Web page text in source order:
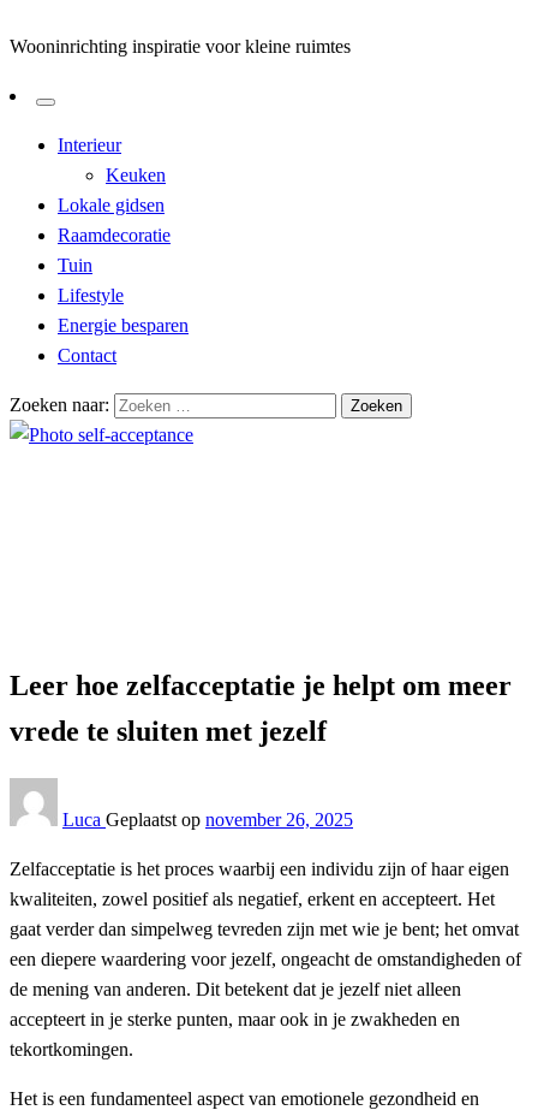
Wooninrichting inspiratie voor kleine ruimtes
Interieur
Keuken
Lokale gidsen
Raamdecoratie
Tuin
Lifestyle
Energie besparen
Contact
Zoeken naar:
Leer hoe zelfacceptatie je helpt om meer
vrede te sluiten met jezelf
Luca Geplaatst op november 26, 2025
Zelfacceptatie is het proces waarbij een individu zijn of haar eigen
kwaliteiten, zowel positief als negatief, erkent en accepteert. Het
gaat verder dan simpelweg tevreden zijn met wie je bent; het omvat
een diepere waardering voor jezelf, ongeacht de omstandigheden of
de mening van anderen. Dit betekent dat je jezelf niet alleen
accepteert in je sterke punten, maar ook in je zwakheden en
tekortkomingen.
Het is een fundamenteel aspect van emotionele gezondheid en